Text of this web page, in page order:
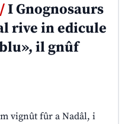
I Gnognosaurs
rive in edicule
il gnûf
vignût fûr a Nadâl, i